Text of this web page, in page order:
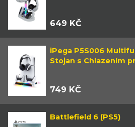
649 KČ
iPega P5S006
Stojan s Chlazením
749 KČ
Battlefield 6 (PS5)